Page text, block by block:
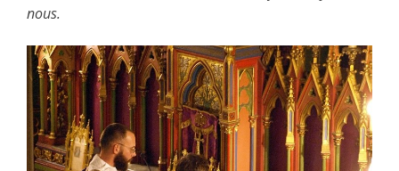
nous.